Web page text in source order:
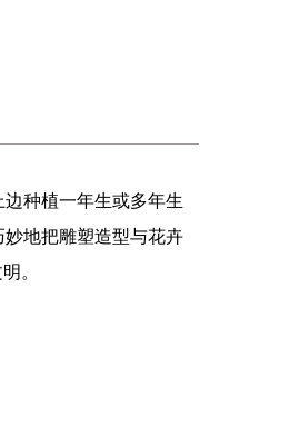
种植一年生或多年生
地把雕塑造型与花卉
。